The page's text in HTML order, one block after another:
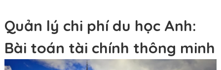
Quản lý chi phí du học Anh:
Bài toán tài chính thông minh